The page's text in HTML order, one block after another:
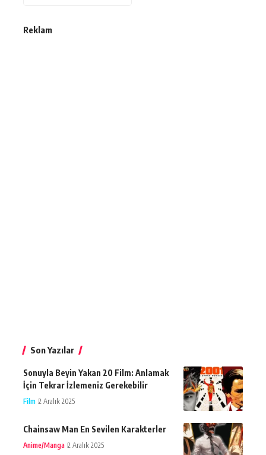
Reklam
Son Yazılar
Sonuyla Beyin Yakan 20 Film: Anlamak
İçin Tekrar İzlemeniz Gerekebilir
Film 2 Aralık 2025
Chainsaw Man En Sevilen Karakterler
Anime/Manga 2 Aralık 2025